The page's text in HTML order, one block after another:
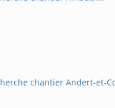
chantier Andert-et-